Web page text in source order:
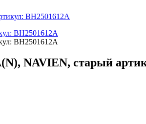
BH2501612A
NAVIEN, старый